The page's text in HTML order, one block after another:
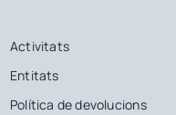
Activitats
Entitats
Política de devolucions